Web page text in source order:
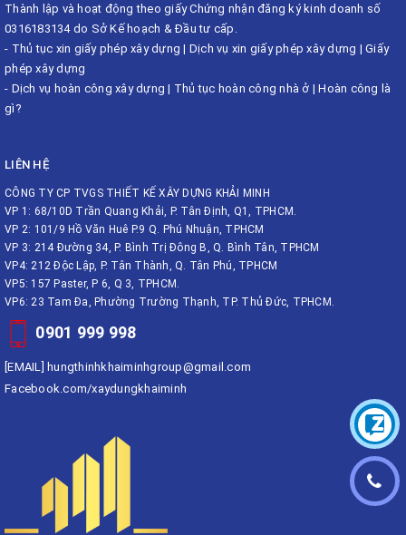
Thành lập và hoạt động theo giấy Chứng nhận đăng ký kinh doanh số
0316183134 do Sở Kế hoạch & Đầu tư cấp.
- Thủ tục xin giấy phép xây dựng | Dịch vụ xin giấy phép xây dựng | Giấy
phép xây dựng
- Dịch vụ hoàn công xây dựng | Thủ tục hoàn công nhà ở |Hoàn công là
gì?
LIÊN HỆ
CÔNG TY CP TVGS THIẾT KẾ XÂY DỰNG KHẢI MINH
VP 1: 68/10D Trần Quang Khải, P. Tân Định, Q1, TPHCM.
VP 2: 101/9 Hồ Văn Huê P.9 Q. Phú Nhuận, TPHCM
VP 3: 214 Đường 34, P. Bình Trị Đông B, Q. Bình Tân, TPHCM
VP4: 212 Độc Lập, P. Tân Thành, Q. Tân Phú, TPHCM
VP5: 157 Paster, P 6, Q 3, TPHCM.
VP6: 23 Tam Đa, Phường Trường Thạnh, TP. Thủ Đức, TPHCM.
0901 999 998
[EMAIL] hungthinhkhaiminhgroup@gmail.com
Facebook.com/xaydungkhaiminh